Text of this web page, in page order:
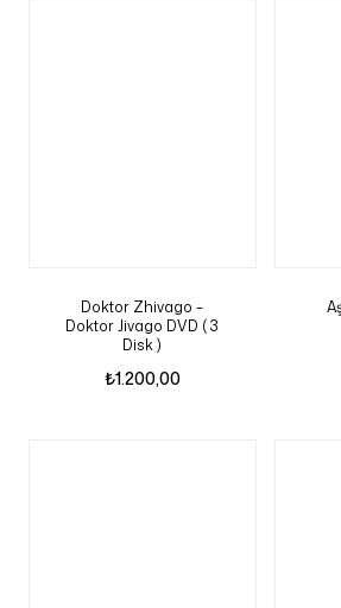
Doktor Zhivago –
Doktor Jivago DVD ( 3
Disk )
₺1.200,00